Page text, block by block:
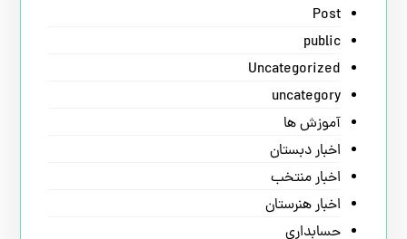
Post
public
Uncategorized
uncategory
آموزش ها
اخبار دبستان
اخبار منتخب
اخبار هنرستان
حسابداری